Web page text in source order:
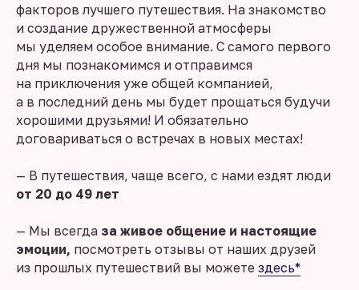
факторов лучшего путешествия. На знакомство
и создание дружественной атмосферы
мы уделяем особое внимание. С самого первого
дня мы познакомимся и отправимся
на приключения уже общей компанией,
а в последний день мы будет прощаться будучи
хорошими друзьями! И обязательно
договариваться о встречах в новых местах!
— В путешествия, чаще всего, с нами ездят люди
от 20 до 49 лет
— Мы всегда за живое общение и настоящие
эмоции, посмотреть отзывы от наших друзей
из прошлых путешествий вы можете здесь*